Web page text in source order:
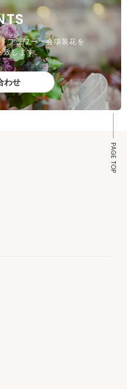
フラワー・会場装花を
致します。
わせ
PAGE TOP